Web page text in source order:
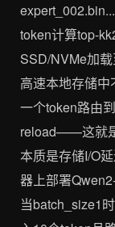
token计算top-
SSD/NVMe加
高速本地存储
一个token路由
reload——这就
本质是存储I/O
器上部署
当batch_size1